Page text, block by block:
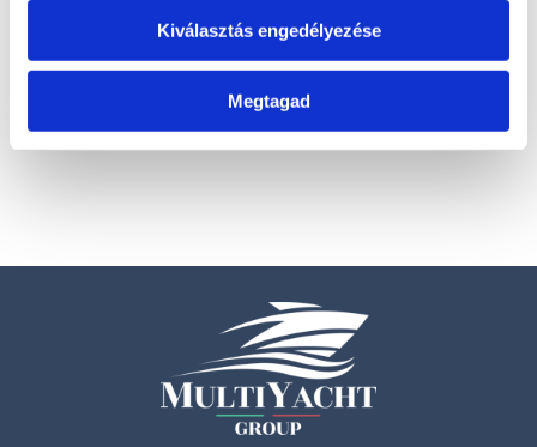
Kiválasztás engedélyezése
Megtagad
TEMPEST 600
Kérje ajánlatunkat!
TEMPEST 900 WA SUN
Kérje ajánlatunkat!